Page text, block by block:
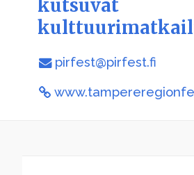
kutsuvat
pirfest@pirfest.fi